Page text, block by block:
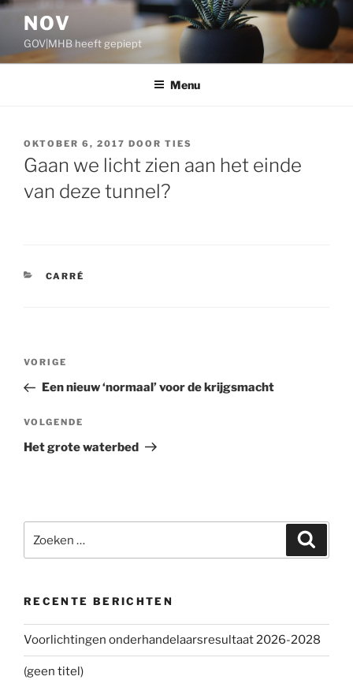
Ga
inhoud
NOV
GOV|MHB heeft gepiept
Menu
GEPLAATST
OP
OKTOBER 6, 2017 DOOR TIES
Gaan we licht zien aan het einde
van deze tunnel?
CATEGORIEËN
CARRÉ
Bericht
Vorig
bericht
VORIGE
Een nieuw ‘normaal’ voor de krijgsmacht
Volgend
bericht
VOLGENDE
Het grote waterbed
naar:
RECENTE BERICHTEN
Voorlichtingen onderhandelaarsresultaat 2026-2028
(geen titel)